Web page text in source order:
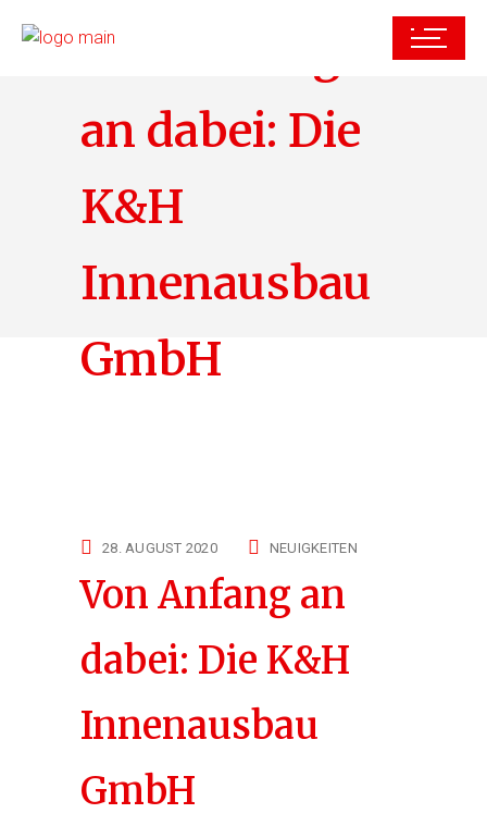
Von Anfang
an dabei: Die
K&H
Innenausbau
GmbH
28. AUGUST 2020 NEUIGKEITEN
Von Anfang an
dabei: Die K&H
Innenausbau
GmbH